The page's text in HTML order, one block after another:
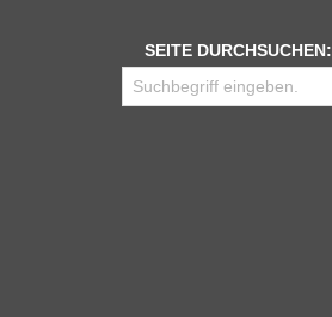
SEITE DURCHSUCHEN: